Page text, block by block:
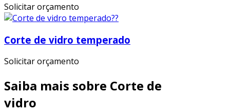
Solicitar orçamento
Corte de vidro temperado
Solicitar orçamento
Saiba mais sobre Corte de
vidro